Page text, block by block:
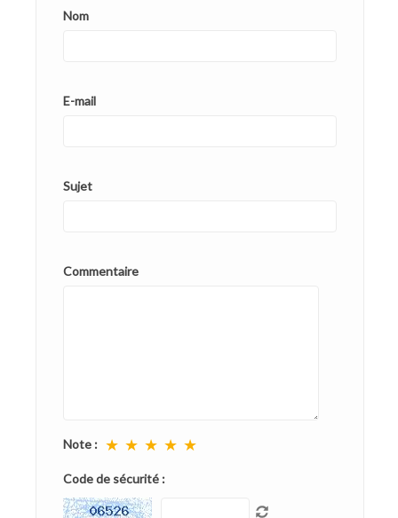
Nom
E-mail
Sujet
Commentaire
Note : ★ ★ ★ ★ ★
Code de sécurité :